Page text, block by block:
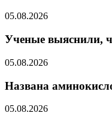
05.08.2026
Ученые выяснили,
05.08.2026
Названа
05.08.2026